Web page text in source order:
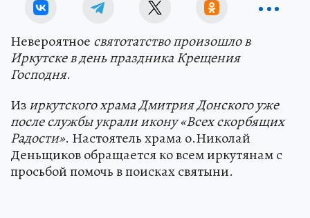
Невероятное святотатство произошло в
Иркутске в день праздника Крещения
Господня.
Изиркутского храма Дмитрия Донского уже
после службы украли икону «Всех скорбящих
Радости». Настоятель храма о.Николай
Деньщиков обращается ко всем иркутянам с
просьбой помочь в поисках святыни.